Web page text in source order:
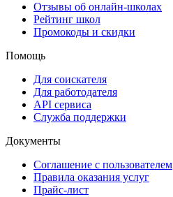
Отзывы об онлайн-школах
Рейтинг школ
Промокоды и скидки
Помощь
Для соискателя
Для работодателя
API сервиса
Служба поддержки
Документы
Соглашение с пользователем
Правила оказания услуг
Прайс-лист